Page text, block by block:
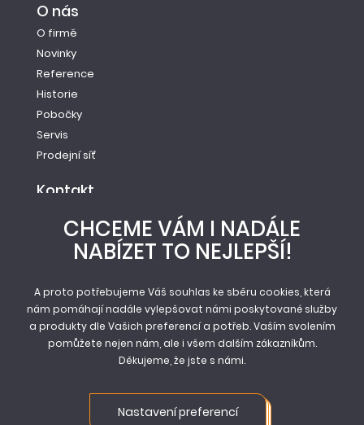
O nás
O firmě
Novinky
Reference
Historie
Pobočky
Servis
Prodejní síť
Kontakt
E-mail: info@newag.cz
Kontaktní formulář
Vestecká 104
252 41, Zlatníky - Hodkovice
Obchodní podmínky
CHCEME VÁM I NADÁLE
NABÍZET TO NEJLEPŠÍ!
A proto potřebujeme Váš souhlas ke sběru cookies, která
nám pomáhají nadále vylepšovat námi poskytované služby
a produkty dle Vašich preferencí a potřeb. Vaším svolením
pomůžete nejen nám, ale i všem dalším zákazníkům.
Děkujeme, že jste s námi.
Nastavení preferencí